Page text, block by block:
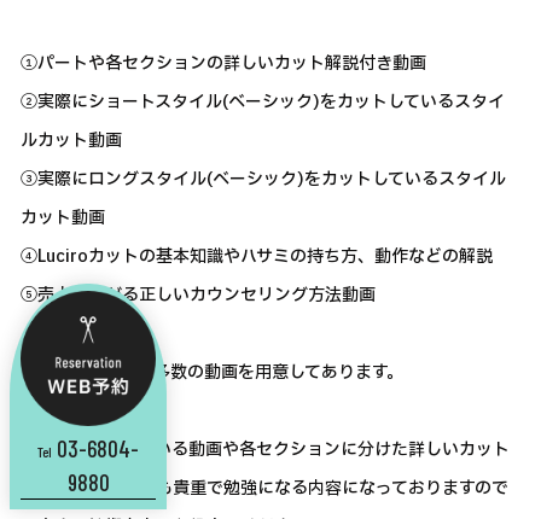
①パートや各セクションの詳しいカット解説付き動画
②実際にショートスタイル(ベーシック)をカットしているスタイ
ルカット動画
③実際にロングスタイル(ベーシック)をカットしているスタイル
カット動画
④Luciroカットの基本知識やハサミの持ち方、動作などの解説
⑤売上が上がる正しいカウンセリング方法動画
など、教材として多数の動画を用意してあります。
実際にカットしている動画や各セクションに分けた詳しいカット
解説動画などとても貴重で勉強になる内容になっておりますので
Tel 03-6804-
9880